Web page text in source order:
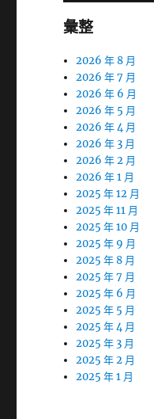
彙整
2026 年 8 月
2026 年 7 月
2026 年 6 月
2026 年 5 月
2026 年 4 月
2026 年 3 月
2026 年 2 月
2026 年 1 月
2025 年 12 月
2025 年 11 月
2025 年 10 月
2025 年 9 月
2025 年 8 月
2025 年 7 月
2025 年 6 月
2025 年 5 月
2025 年 4 月
2025 年 3 月
2025 年 2 月
2025 年 1 月